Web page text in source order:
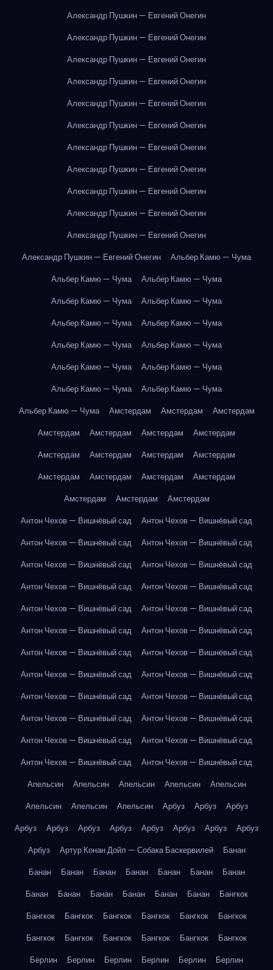
Александр Пушкин — Евгений Онегин
Александр Пушкин — Евгений Онегин
Александр Пушкин — Евгений Онегин
Александр Пушкин — Евгений Онегин
Александр Пушкин — Евгений Онегин
Александр Пушкин — Евгений Онегин
Александр Пушкин — Евгений Онегин
Александр Пушкин — Евгений Онегин
Александр Пушкин — Евгений Онегин
Александр Пушкин — Евгений Онегин
Александр Пушкин — Евгений Онегин
Александр Пушкин — Евгений Онегин
Альбер Камю — Чума
Альбер Камю — Чума
Альбер Камю — Чума
Альбер Камю — Чума
Альбер Камю — Чума
Альбер Камю — Чума
Альбер Камю — Чума
Альбер Камю — Чума
Альбер Камю — Чума
Альбер Камю — Чума
Альбер Камю — Чума
Альбер Камю — Чума
Альбер Камю — Чума
Альбер Камю — Чума
Амстердам Амстердам
Амстердам
Амстердам
Амстердам Амстердам
Амстердам
Амстердам
Амстердам Амстердам
Амстердам
Амстердам
Амстердам Амстердам
Амстердам
Амстердам
Амстердам
Амстердам
Антон Чехов — Вишнёвый сад
Антон Чехов — Вишнёвый сад
Антон Чехов — Вишнёвый сад
Антон Чехов — Вишнёвый сад
Антон Чехов — Вишнёвый сад
Антон Чехов — Вишнёвый сад
Антон Чехов — Вишнёвый сад
Антон Чехов — Вишнёвый сад
Антон Чехов — Вишнёвый сад
Антон Чехов — Вишнёвый сад
Антон Чехов — Вишнёвый сад
Антон Чехов — Вишнёвый сад
Антон Чехов — Вишнёвый сад
Антон Чехов — Вишнёвый сад
Антон Чехов — Вишнёвый сад
Антон Чехов — Вишнёвый сад
Антон Чехов — Вишнёвый сад
Антон Чехов — Вишнёвый сад
Антон Чехов — Вишнёвый сад
Антон Чехов — Вишнёвый сад
Антон Чехов — Вишнёвый сад
Антон Чехов — Вишнёвый сад
Антон Чехов — Вишнёвый сад
Антон Чехов — Вишнёвый сад
Апельсин
Апельсин Апельсин Апельсин
Апельсин
Апельсин
Апельсин Апельсин Арбуз Арбуз
Арбуз
Арбуз
Арбуз Арбуз Арбуз Арбуз Арбуз Арбуз
Арбуз
Арбуз
Артур Конан Дойл — Собака Баскервилей
Банан
Банан
Банан Банан Банан Банан Банан
Банан
Банан
Банан Банан Банан Банан Банан
Бангкок
Бангкок
Бангкок Бангкок Бангкок Бангкок
Бангкок
Бангкок
Бангкок Бангкок Бангкок Бангкок
Бангкок
Берлин
Берлин Берлин Берлин Берлин Берлин